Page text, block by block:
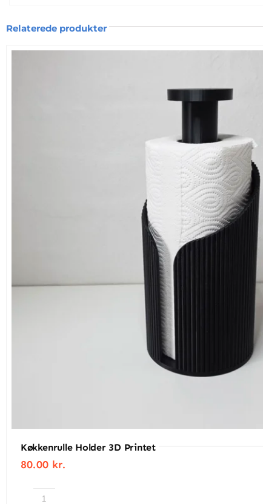
Det karakteristiske bøjede øre giver hver hare
En enkelt hare kan skabe et stilrent fokuspunkt
og de rillede overflader komplementerer
3D‑Printet Kvalitet med Fokus på Holdbarhed
Materialet er let, men robust. Det gør figurerne
hvor hver rille fremstår skarp og præcis. Dette
Perfekt til Påske, Men Også Hele Året
Selvom figurerne er oplagte som påskepynt,
fremme i stuen, på kontoret eller i entreen. De
Designet med Balance og Stabilitet
Basens diameter er udregnet i forhold til
selv når de placeres på smalle hylder eller
Et Dekorativt Valg til Enhver Webshopkunde
Find mere inspiration i vores kategori 3d print
Relaterede produkter
Køkkenrulle Holder 3D Printet
80.00 kr.